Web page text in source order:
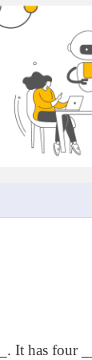
It has four